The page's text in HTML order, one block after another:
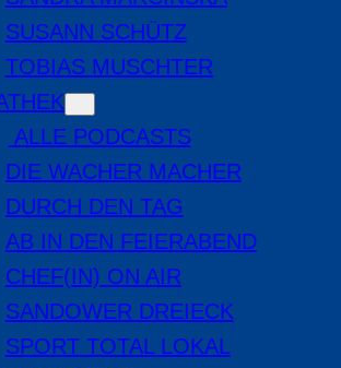
SUSANN SCHÜTZ
TOBIAS MUSCHTER
ALLE PODCASTS
DIE WACHER MACHER
DURCH DEN TAG
AB IN DEN FEIERABEND
CHEF(IN) ON AIR
SANDOWER DREIECK
SPORT TOTAL LOKAL